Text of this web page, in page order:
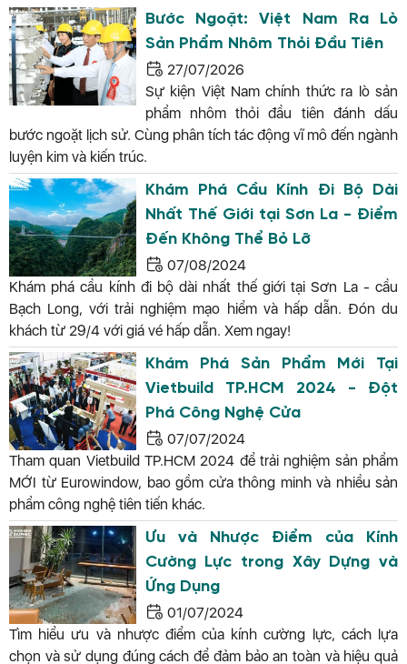
Bước Ngoặt: Việt Nam Ra Lò
Sản Phẩm Nhôm Thỏi Đầu Tiên
27/07/2026
Sự kiện Việt Nam chính thức ra lò sản
phẩm nhôm thỏi đầu tiên đánh dấu
bước ngoặt lịch sử. Cùng phân tích tác động vĩ mô đến ngành
luyện kim và kiến trúc.
Khám Phá Cầu Kính Đi Bộ Dài
Nhất Thế Giới tại Sơn La - Điểm
Đến Không Thể Bỏ Lỡ
07/08/2024
Khám phá cầu kính đi bộ dài nhất thế giới tại Sơn La - cầu
Bạch Long, với trải nghiệm mạo hiểm và hấp dẫn. Đón du
khách từ 29/4 với giá vé hấp dẫn. Xem ngay!
Khám Phá Sản Phẩm Mới Tại
Vietbuild TP.HCM 2024 - Đột
Phá Công Nghệ Cửa
07/07/2024
Tham quan Vietbuild TP.HCM 2024 để trải nghiệm sản phẩm
MỚI từ Eurowindow, bao gồm cửa thông minh và nhiều sản
phẩm công nghệ tiên tiến khác.
Ưu và Nhược Điểm của Kính
Cường Lực trong Xây Dựng và
Ứng Dụng
01/07/2024
Tìm hiểu ưu và nhược điểm của kính cường lực, cách lựa
chọn và sử dụng đúng cách để đảm bảo an toàn và hiệu quả